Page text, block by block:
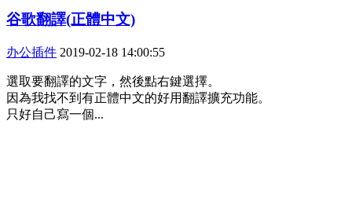
谷歌翻譯(正體中文)
办公插件 2019-02-18 14:00:55
選取要翻譯的文字，然後點右鍵選擇。
因為我找不到有正體中文的好用翻譯擴充功能。
只好自己寫一個...